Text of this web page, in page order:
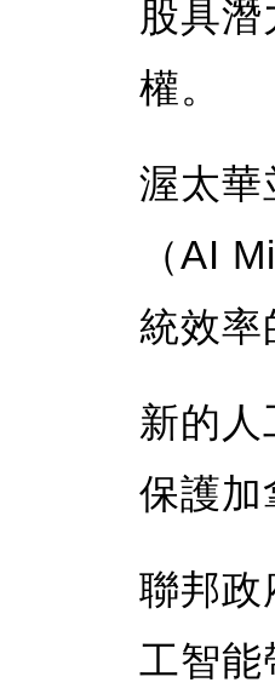
股具
權。
渥太華
（AI
統效率
新的
保護加
聯邦政
工智能